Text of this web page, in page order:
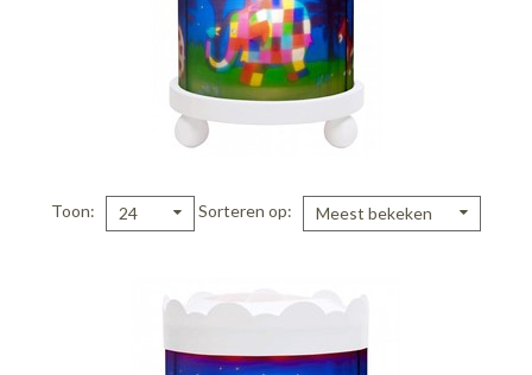
Toon 24 Sorteren op Meest bekeken